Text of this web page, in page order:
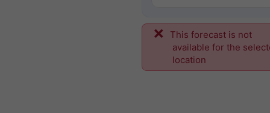
This forecast is not
available for the
location